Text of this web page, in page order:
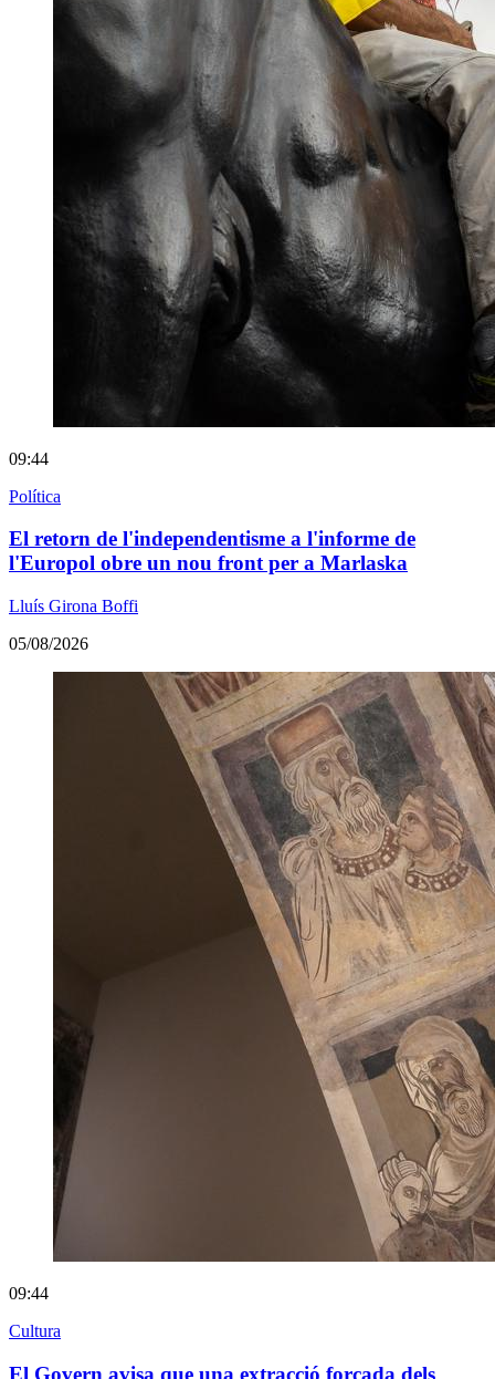
09:44
Política
El retorn de l'independentisme a l'informe de
l'Europol obre un nou front per a Marlaska
Lluís Girona Boffi
05/08/2026
09:44
Cultura
El Govern avisa que una extracció forçada dels